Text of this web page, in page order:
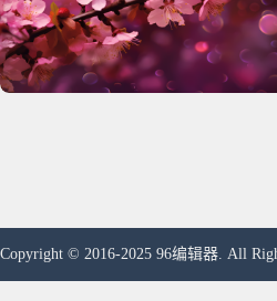
Copyright © 2016-2025 96编辑器. All